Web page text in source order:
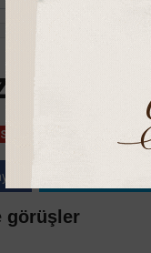
21 Kasım,
görüşler